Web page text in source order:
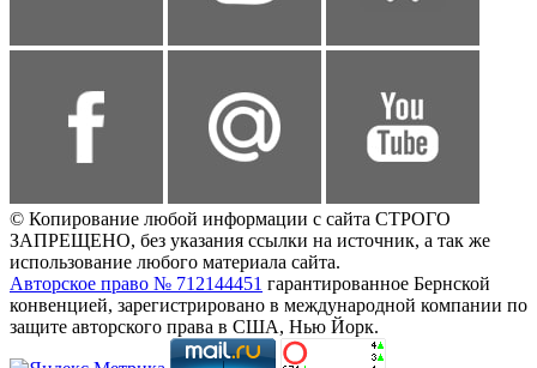
© Копирование любой информации с сайта СТРОГО
ЗАПРЕЩЕНО, без указания ссылки на источник, а так же
использование любого материала сайта.
Авторское право № 712144451 гарантированное Бернской
конвенцией, зарегистрировано в международной компании по
защите авторского права в США, Нью Йорк.